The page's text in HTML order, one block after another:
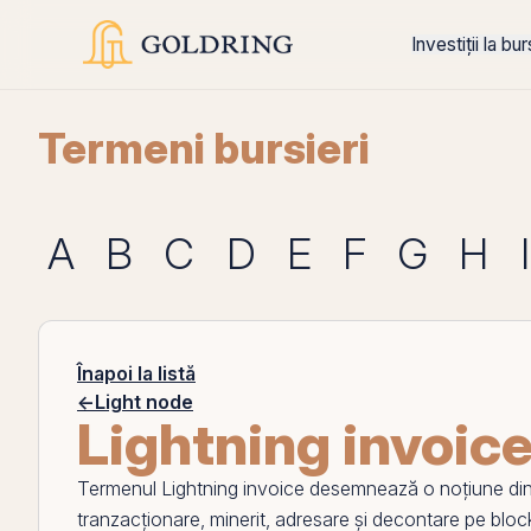
Investiții la
Termeni bursieri
A B C D E F G H I
Înapoi la listă
←Light node
Lightning invoice
Termenul Lightning invoice desemnează o noțiune
tranzacționare, minerit, adresare și decontare pe